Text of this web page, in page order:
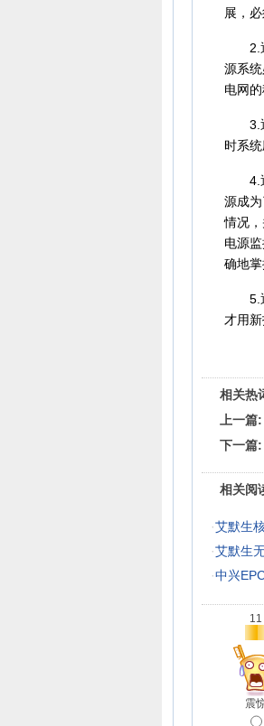
展，
2.通
源系
电网
3.通
时系
4.通
源成
情况
电源
确地
5.通
才用
相关热
上一篇:
下一篇:
相关阅
·艾默生
·艾默生
·中兴
11
震